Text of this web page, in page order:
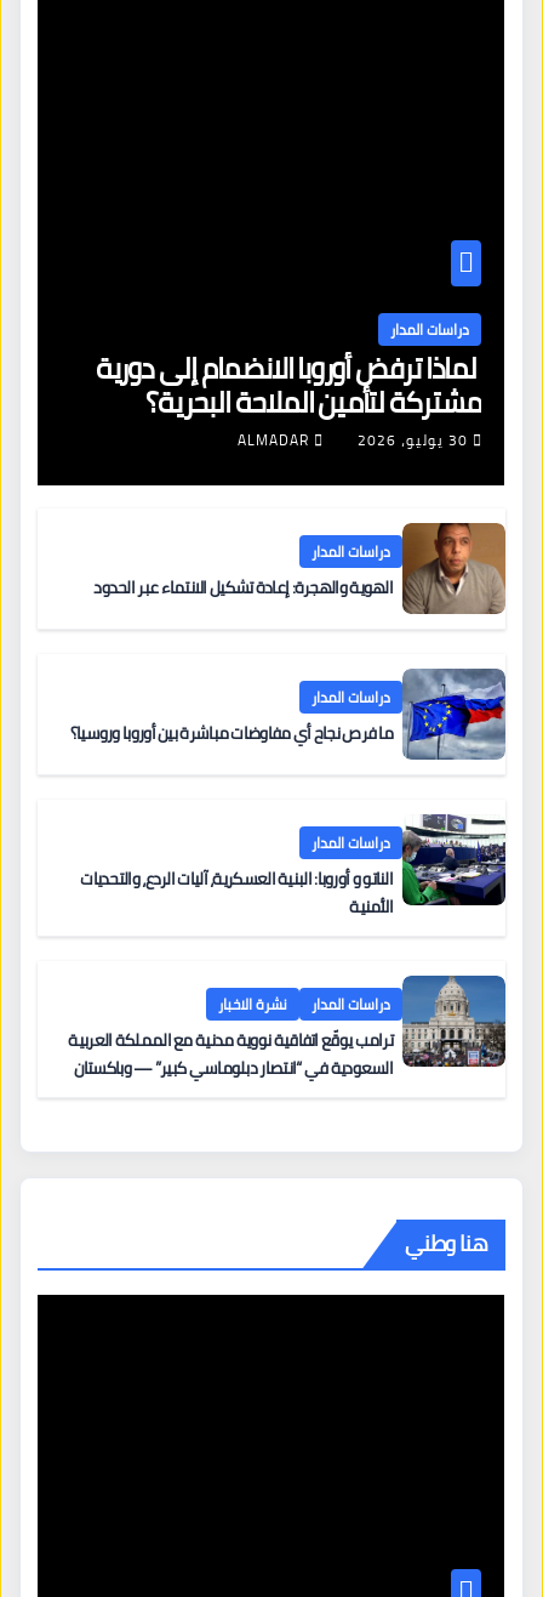
دراسات المدار
لماذا ترفض أوروبا الانضمام إلى دورية
مشتركة لتأمين الملاحة البحرية؟
30 يوليو، 2026 ALMADAR
دراسات المدار
الهوية والهجرة: إعادة تشكيل الانتماء عبر الحدود
دراسات المدار
ما فرص نجاح أي مفاوضات مباشرة بين أوروبا وروسيا؟
دراسات المدار
الناتو و أوروبا: البنية العسكرية، آليات الردع، والتحديات
الأمنية
دراسات المدار نشرة الاخبار
ترامب يوقّع اتفاقية نووية مدنية مع المملكة العربية
السعودية في “انتصار دبلوماسي كبير” — وباكستان
هنا وطني